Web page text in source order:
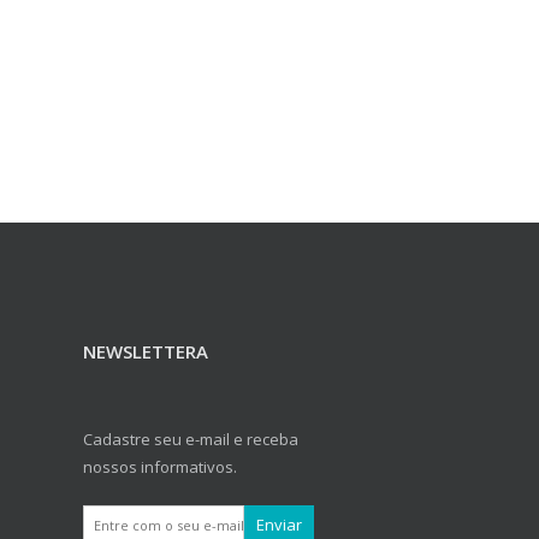
NEWSLETTERA
Cadastre seu e-mail e receba
nossos informativos.